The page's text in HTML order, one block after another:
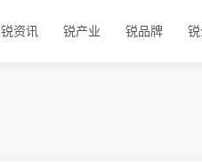
锐资讯 锐产业 锐品牌